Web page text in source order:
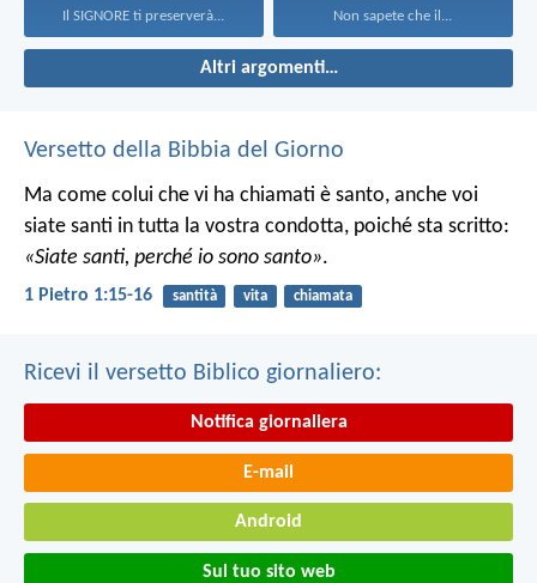
Il SIGNORE ti preserverà... Non sapete che il...
Altri argomenti…
Versetto della Bibbia del Giorno
Ma come colui che vi ha chiamati è santo, anche voi
siate santi in tutta la vostra condotta, poiché sta scritto:
«Siate santi, perché io sono santo».
1 Pietro 1:15-16 santità vita chiamata
Ricevi il versetto Biblico giornaliero:
Notifica giornaliera
E-mail
Android
Sul tuo sito web